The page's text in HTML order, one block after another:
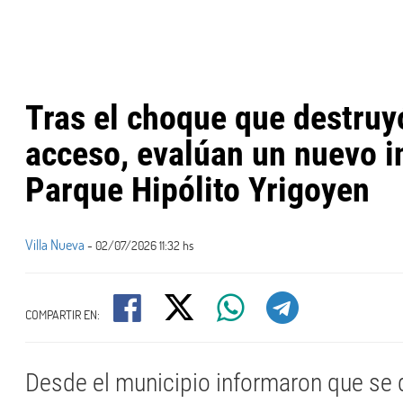
Tras el choque que
acceso, evalúan un nuevo
Parque Hipólito Yrigoyen
Villa Nueva - 02/07/2026 11:32 hs
COMPARTIR EN:
Desde el municipio informaron que se